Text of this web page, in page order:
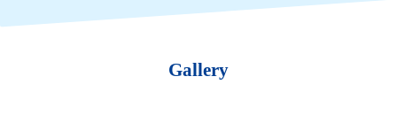
Gallery